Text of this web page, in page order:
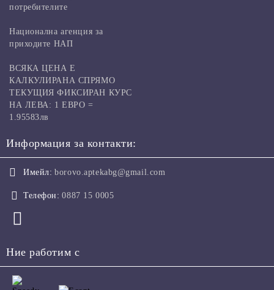
потребителите
Национална агенция за
приходите НАП
ВСЯКА ЦЕНА Е
КАЛКУЛИРАНА СПРЯМО
ТЕКУЩИЯ ФИКСИРАН КУРС
НА ЛЕВА: 1 ЕВРО =
1.95583лв
Информация за контакти:
Имейл: borovo.aptekabg@gmail.com
Телефон: 0887 15 0005
Ние работим с